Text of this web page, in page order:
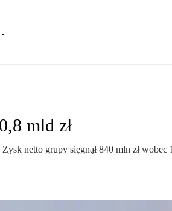
mld zł
netto grupy sięgnął 840 mln zł